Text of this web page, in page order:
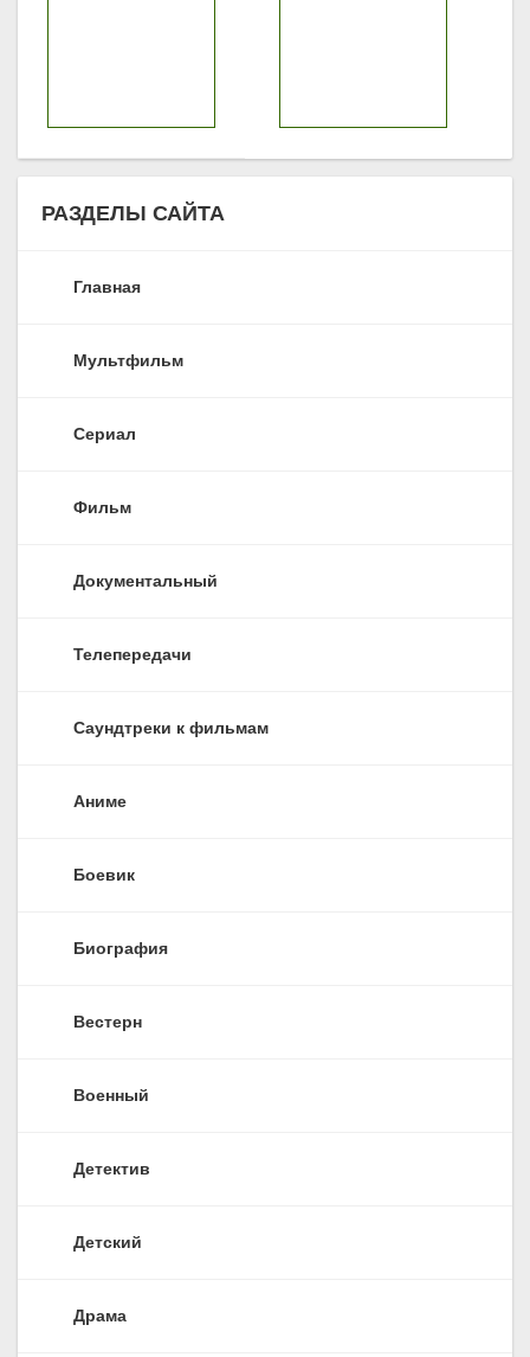
РАЗДЕЛЫ САЙТА
Главная
Мультфильм
Сериал
Фильм
Документальный
Телепередачи
Саундтреки к фильмам
Аниме
Боевик
Биография
Вестерн
Военный
Детектив
Детский
Драма